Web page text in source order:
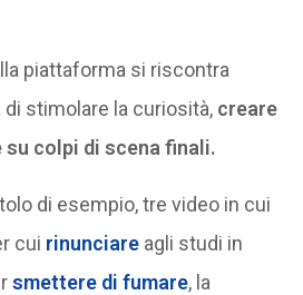
piattaforma si riscontra
stimolare la curiosità, creare
su colpi di scena finali.
di esempio, tre video in cui
cui rinunciare agli studi in
smettere di fumare, la